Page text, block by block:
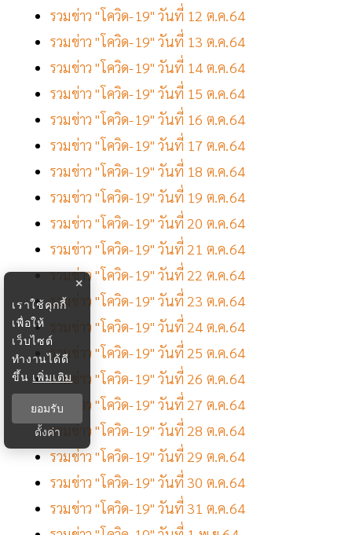
รวมข่าว "โควิด-19" วันที่ 12 ต.ค.64
รวมข่าว "โควิด-19" วันที่ 13 ต.ค.64
รวมข่าว "โควิด-19" วันที่ 14 ต.ค.64
รวมข่าว "โควิด-19" วันที่ 15 ต.ค.64
รวมข่าว "โควิด-19" วันที่ 16 ต.ค.64
รวมข่าว "โควิด-19" วันที่ 17 ต.ค.64
รวมข่าว "โควิด-19" วันที่ 18 ต.ค.64
รวมข่าว "โควิด-19" วันที่ 19 ต.ค.64
รวมข่าว "โควิด-19" วันที่ 20 ต.ค.64
รวมข่าว "โควิด-19" วันที่ 21 ต.ค.64
รวมข่าว "โควิด-19" วันที่ 22 ต.ค.64
รวมข่าว "โควิด-19" วันที่ 23 ต.ค.64
รวมข่าว "โควิด-19" วันที่ 24 ต.ค.64
รวมข่าว "โควิด-19" วันที่ 25 ต.ค.64
รวมข่าว "โควิด-19" วันที่ 26 ต.ค.64
รวมข่าว "โควิด-19" วันที่ 27 ต.ค.64
รวมข่าว "โควิด-19" วันที่ 28 ต.ค.64
รวมข่าว "โควิด-19" วันที่ 29 ต.ค.64
รวมข่าว "โควิด-19" วันที่ 30 ต.ค.64
รวมข่าว "โควิด-19" วันที่ 31 ต.ค.64
×
เราใช้คุกกี้
เพื่อให้
เว็บไซต์
ทำงานได้ดี
ขึ้น เพิ่มเติม
ยอมรับ
ตั้งค่า